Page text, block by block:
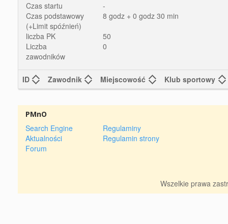
Czas startu
-
Czas podstawowy
(+Limit spóźnień)
8 godz + 0 godz 30 min
liczba PK
50
Liczba
zawodników
0
ID Zawodnik Miejscowość Klub sportowy
PMnO
Search Engine
Aktualności
Forum
Regulaminy
Regulamin strony
Wszelkie prawa